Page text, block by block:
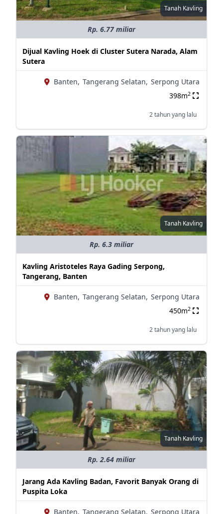
Tanah Kavling
Rp. 6.77 miliar
Dijual Kavling Hoek di Cluster Sutera Narada, Alam
Sutera
Banten, Tangerang Selatan, Serpong Utara
398m2
2 tahun yang lalu
Tanah Kavling
Rp. 6.3 miliar
Kavling Aristoteles Raya Gading Serpong,
Tangerang, Banten
Banten, Tangerang Selatan, Serpong Utara
450m2
2 tahun yang lalu
Tanah Kavling
Rp. 2.64 miliar
Jarang Ada Kavling Badan, Favorit Banyak Orang di
Puspita Loka
Banten, Tangerang Selatan, Serpong Utara